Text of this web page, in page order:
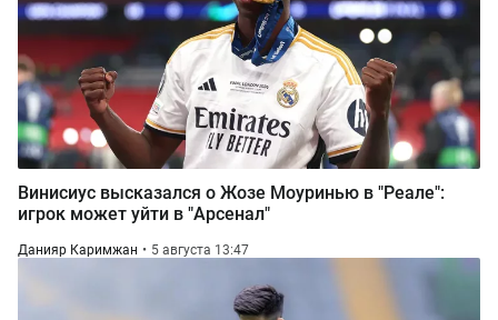
Винисиус высказался о Жозе Моуринью в "Реале":
игрок может уйти в "Арсенал"
Данияр Каримжан 5 августа 13:47